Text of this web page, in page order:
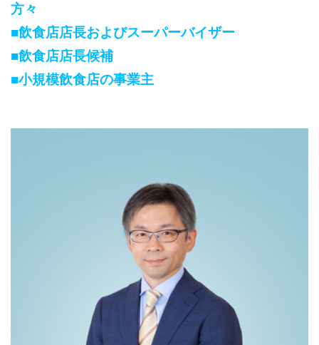
方々
■飲食店店長およびスーパーバイザー
■飲食店店長候補
■小規模飲食店の事業主